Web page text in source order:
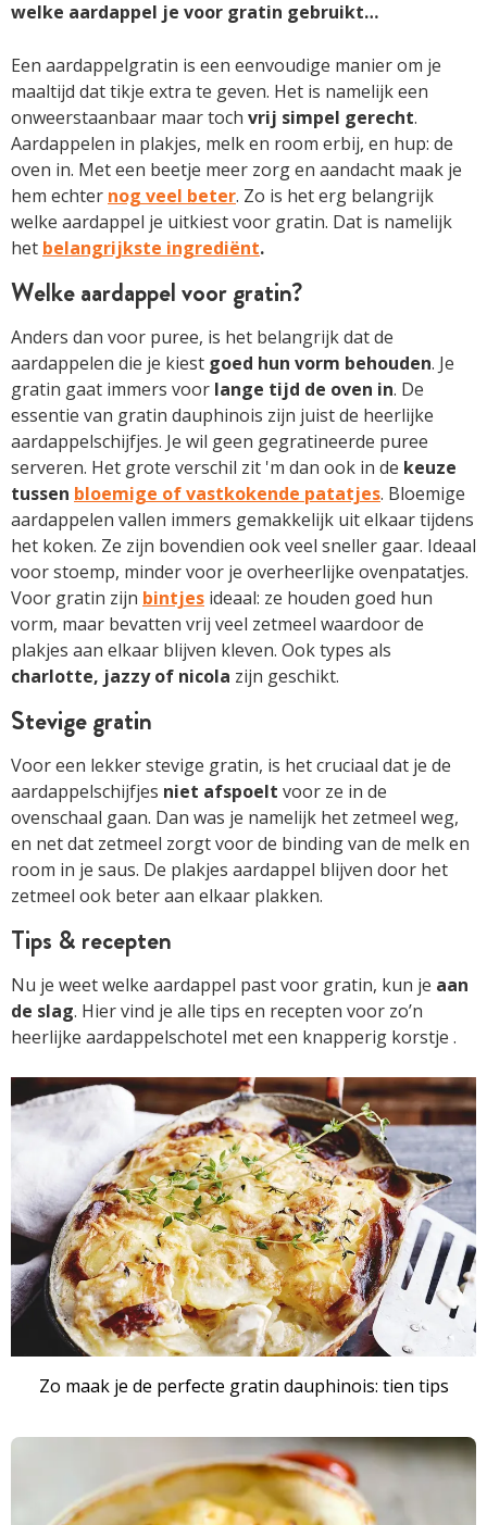
welke aardappel je voor gratin gebruikt…
Een aardappelgratin is een eenvoudige manier om je
maaltijd dat tikje extra te geven. Het is namelijk een
onweerstaanbaar maar toch vrij simpel gerecht.
Aardappelen in plakjes, melk en room erbij, en hup: de
oven in. Met een beetje meer zorg en aandacht maak je
hem echter nog veel beter. Zo is het erg belangrijk
welke aardappel je uitkiest voor gratin. Dat is namelijk
het belangrijkste ingrediënt.
Welke aardappel voor gratin?
Anders dan voor puree, is het belangrijk dat de
aardappelen die je kiest goed hun vorm behouden. Je
gratin gaat immers voor lange tijd de oven in. De
essentie van gratin dauphinois zijn juist de heerlijke
aardappelschijfjes. Je wil geen gegratineerde puree
serveren. Het grote verschil zit 'm dan ook in de keuze
tussen bloemige of vastkokende patatjes. Bloemige
aardappelen vallen immers gemakkelijk uit elkaar tijdens
het koken. Ze zijn bovendien ook veel sneller gaar. Ideaal
voor stoemp, minder voor je overheerlijke ovenpatatjes.
Voor gratin zijn bintjes ideaal: ze houden goed hun
vorm, maar bevatten vrij veel zetmeel waardoor de
plakjes aan elkaar blijven kleven. Ook types als
charlotte, jazzy of nicola zijn geschikt.
Stevige gratin
Voor een lekker stevige gratin, is het cruciaal dat je de
aardappelschijfjes niet afspoelt voor ze in de
ovenschaal gaan. Dan was je namelijk het zetmeel weg,
en net dat zetmeel zorgt voor de binding van de melk en
room in je saus. De plakjes aardappel blijven door het
zetmeel ook beter aan elkaar plakken.
Tips & recepten
Nu je weet welke aardappel past voor gratin, kun je aan
de slag. Hier vind je alle tips en recepten voor zo’n
heerlijke aardappelschotel met een knapperig korstje .
Zo maak je de perfecte gratin dauphinois: tien tips